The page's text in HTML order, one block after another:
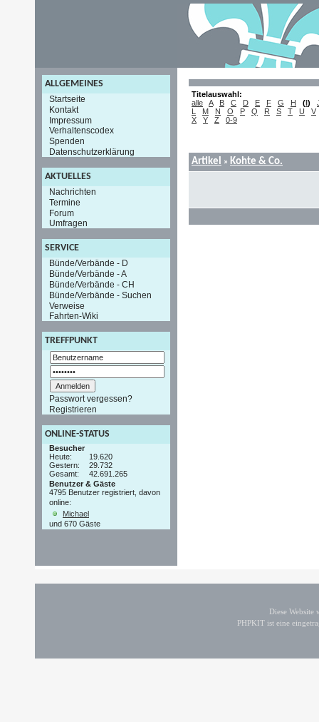
ALLGEMEINES
Startseite
Kontakt
Impressum
Verhaltenscodex
Spenden
Datenschutzerklärung
AKTUELLES
Nachrichten
Termine
Forum
Umfragen
SERVICE
Bünde/Verbände - D
Bünde/Verbände - A
Bünde/Verbände - CH
Bünde/Verbände - Suchen
Verweise
Fahrten-Wiki
TREFFPUNKT
Passwort vergessen?
Registrieren
ONLINE-STATUS
Besucher
Heute:
19.620
Gestern:
29.732
Gesamt:
42.691.265
Benutzer & Gäste
4795 Benutzer registriert, davon
online:
Michael
und 670 Gäste
Titelauswahl:
alle
A B C D E F G H (I)
L
M N O P Q R S T U
V
X
Y Z 0-9
Artikel » Kohte & Co.
Diese
PHPKIT ist eine